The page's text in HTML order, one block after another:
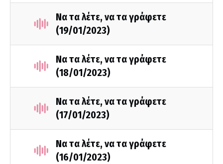
Να τα λέτε, να τα γράφετε
(19/01/2023)
Να τα λέτε, να τα γράφετε
(18/01/2023)
Να τα λέτε, να τα γράφετε
(17/01/2023)
Να τα λέτε, να τα γράφετε
(16/01/2023)